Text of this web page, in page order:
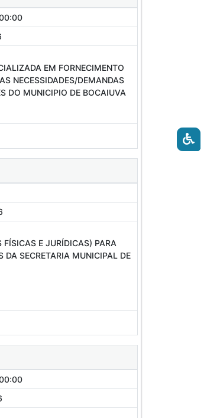
EM FORNECIMENTO
NECESSIDADES/DEMANDAS
DO MUNICIPIO DE BOCAIUVA
E JURÍDICAS) PARA
DA SECRETARIA MUNICIPAL DE